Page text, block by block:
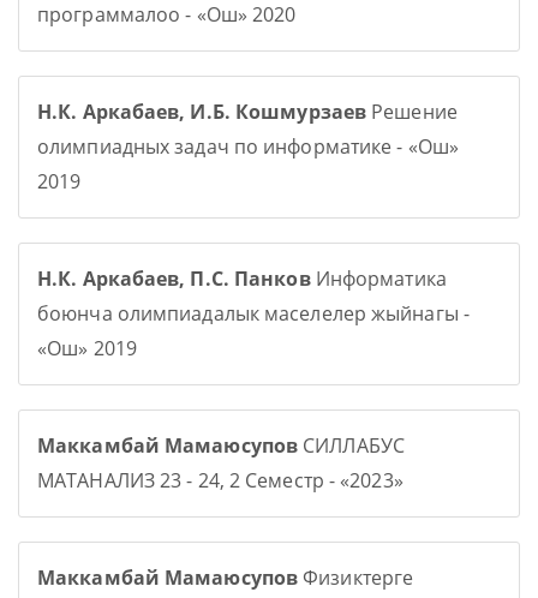
программалоо - «Ош» 2020
Н.К. Аркабаев, И.Б. Кошмурзаев Решение
олимпиадных задач по информатике - «Ош»
2019
Н.К. Аркабаев, П.С. ПанковИнформатика
боюнча олимпиадалык маселелер жыйнагы -
«Ош» 2019
Маккамбай Мамаюсупов СИЛЛАБУС
МАТАНАЛИЗ 23 - 24, 2 Семестр - «2023»
Маккамбай МамаюсуповФизиктерге